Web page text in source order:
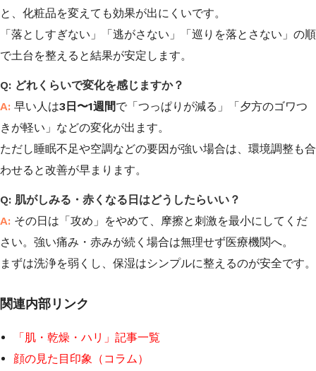
と、化粧品を変えても効果が出にくいです。
「落としすぎない」「逃がさない」「巡りを落とさない」の順
で土台を整えると結果が安定します。
どれくらいで変化を感じますか？
早い人は3日〜1週間で「つっぱりが減る」「夕方のゴワつ
きが軽い」などの変化が出ます。
ただし睡眠不足や空調などの要因が強い場合は、環境調整も合
わせると改善が早まります。
肌がしみる・赤くなる日はどうしたらいい？
その日は「攻め」をやめて、摩擦と刺激を最小にしてくだ
さい。強い痛み・赤みが続く場合は無理せず医療機関へ。
まずは洗浄を弱くし、保湿はシンプルに整えるのが安全です。
関連内部リンク
「肌・乾燥・ハリ」記事一覧
顔の見た目印象（コラム）